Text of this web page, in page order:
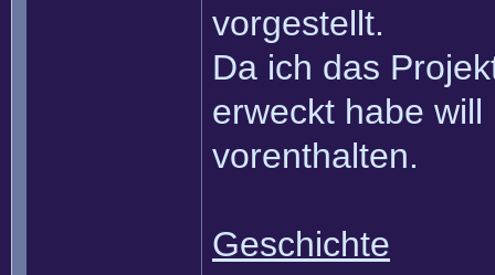
vorgestellt.
Da ich das
erweckt habe
vorenthalten.
Geschichte